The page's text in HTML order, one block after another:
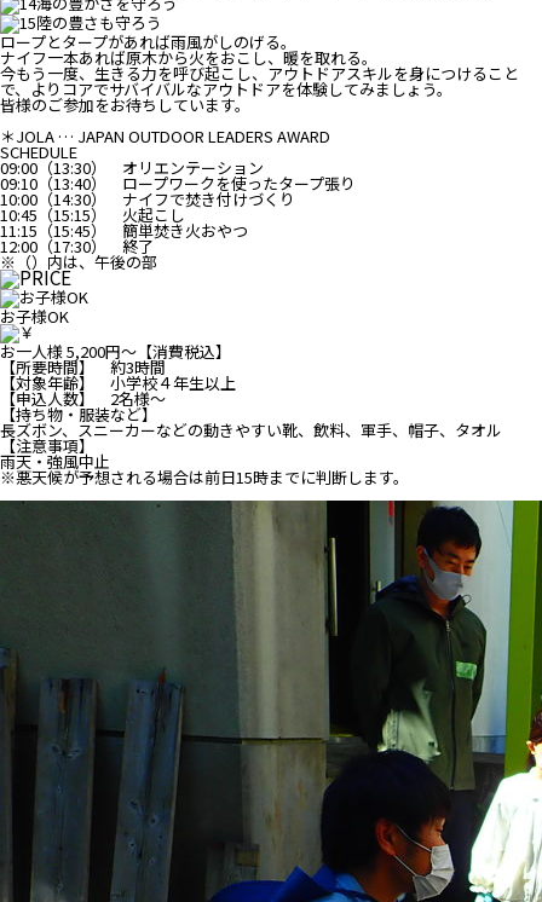
ロープとタープがあれば雨風がしのげる。
ナイフ一本あれば原木から火をおこし、暖を取れる。
今もう一度、生きる力を呼び起こし、アウトドアスキルを身につけること
で、よりコアでサバイバルなアウトドアを体験してみましょう。
皆様のご参加をお待ちしています。
＊JOLA … JAPAN OUTDOOR LEADERS AWARD
SCHEDULE
09:00（13:30） オリエンテーション
09:10（13:40） ロープワークを使ったタープ張り
10:00（14:30） ナイフで焚き付けづくり
10:45（15:15） 火起こし
11:15（15:45） 簡単焚き火おやつ
12:00（17:30） 終了
※（）内は、午後の部
お子様OK
お一人様 5,200円～【消費税込】
【所要時間】 約3時間
【対象年齢】 小学校４年生以上
【申込人数】 2名様～
【持ち物・服装など】
長ズボン、スニーカーなどの動きやすい靴、飲料、軍手、帽子、タオル
【注意事項】
雨天・強風中止
※悪天候が予想される場合は前日15時までに判断します。